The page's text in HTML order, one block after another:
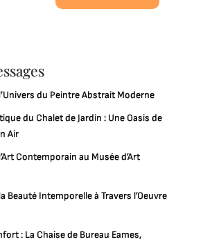
du Peintre Abstrait Moderne
du Chalet de Jardin : Une Oasis de
Air
Contemporain au Musée d’Art
Beauté Intemporelle à Travers l’Oeuvre
: La Chaise de Bureau Eames,